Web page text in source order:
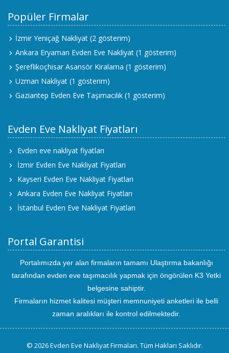
Popüler Firmalar
İzmir Yeniçağ Nakliyat (2 gösterim)
Ankara Eryaman Evden Eve Nakliyat (1 gösterim)
Şereflikoçhisar Asansör Kiralama (1 gösterim)
Uzman Nakliyat (1 gösterim)
Gaziantep Evden Eve Taşımacılık (1 gösterim)
Evden Eve Nakliyat Fiyatları
Evden eve nakliyat fiyatları
İzmir Evden Eve Nakliyat Fiyatları
Kayseri Evden Eve Nakliyat Fiyatları
Ankara Evden Eve Nakliyat Fiyatları
İstanbul Evden Eve Nakliyat Fiyatları
Portal Garantisi
Portalımızda yer alan firmaların tamamı Ulaştırma bakanlığı
tarafından evden eve taşımacılık yapmak için öngörülen K3 Yetki
belgesine sahiptir.
Firmaların hizmet kalitesi müşteri memnuniyeti anketleri ile belli
zaman aralıkları ile kontrol edilmektedir.
© 2026 Evden Eve Nakliyat Firmaları. Tüm Hakları Saklıdır.